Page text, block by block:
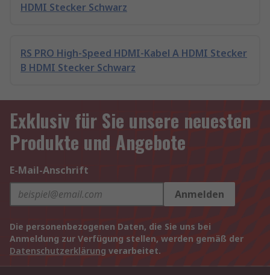
HDMI Stecker Schwarz
RS PRO High-Speed HDMI-Kabel A HDMI Stecker
B HDMI Stecker Schwarz
Exklusiv für Sie unsere neuesten
Produkte und Angebote
E-Mail-Anschrift
Anmelden
Die personenbezogenen Daten, die Sie uns bei
Anmeldung zur Verfügung stellen, werden gemäß der
Datenschutzerklärung verarbeitet.